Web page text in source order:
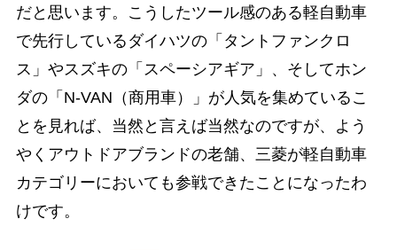
だと思います。こうしたツール感のある軽自動車
で先行しているダイハツの「タントファンクロ
ス」やスズキの「スペーシアギア」、そしてホン
ダの「N-VAN（商用車）」が人気を集めているこ
とを見れば、当然と言えば当然なのですが、よう
やくアウトドアブランドの老舗、三菱が軽自動車
カテゴリーにおいても参戦できたことになったわ
けです。